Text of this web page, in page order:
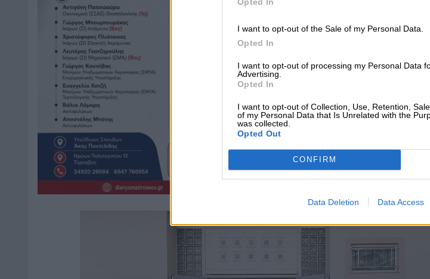
I want to opt-out of the Sale of my Personal Data.
Opted In
I want to opt-out of processing my Personal Data
Advertising.
Opted In
I want to opt-out of Collection, Use, Retention,
of my Personal Data that Is Unrelated with the
was collected.
Opted Out
CONFIRM
Data Deletion Data Access